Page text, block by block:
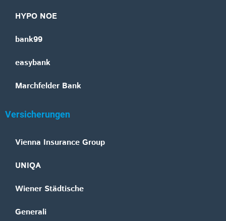
HYPO NOE
bank99
easybank
Marchfelder Bank
Versicherungen
Vienna Insurance Group
UNIQA
Wiener Städtische
Generali